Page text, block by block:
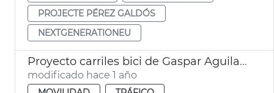
PROJECTE PÉREZ GALDÓS
NEXTGENERATIONEU
Proyecto carriles bici de Gaspar Aguilar y Sant Vicent Màrtir
modificado hace 1 año